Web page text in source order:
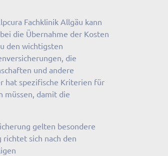
Fachklinik Allgäu kann
die Übernahme der Kosten
den wichtigsten
die
und andere
hat spezifische Kriterien für
müssen, damit die
gelten besondere
sich nach den